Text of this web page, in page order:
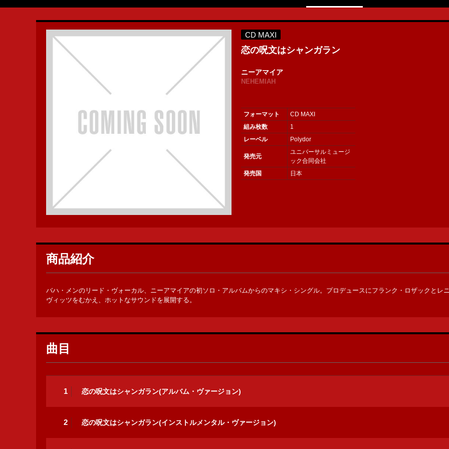
CD MAXI
恋の呪文はシャンガラン
ニーアマイア
NEHEMIAH
フォーマット
CD MAXI
組み枚数
1
レーベル
Polydor
発売元
ユニバーサルミュージ
ック合同会社
発売国
日本
商品紹介
バハ・メンのリード・ヴォーカル、ニーアマイアの初ソロ・アルバムからのマキシ・シングル。プロデュースにフランク・ロザックとレ
ヴィッツをむかえ、ホットなサウンドを展開する。
曲目
1 恋の呪文はシャンガラン(アルバム・ヴァージョン)
2 恋の呪文はシャンガラン(インストルメンタル・ヴァージョン)